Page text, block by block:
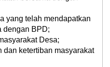
yang telah mendapatkan
dengan BPD;
Desa;
dan ketertiban masyarakat